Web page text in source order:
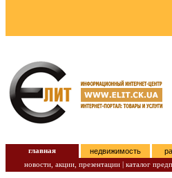
главная недвижимость
новости, акции, презентации | каталог